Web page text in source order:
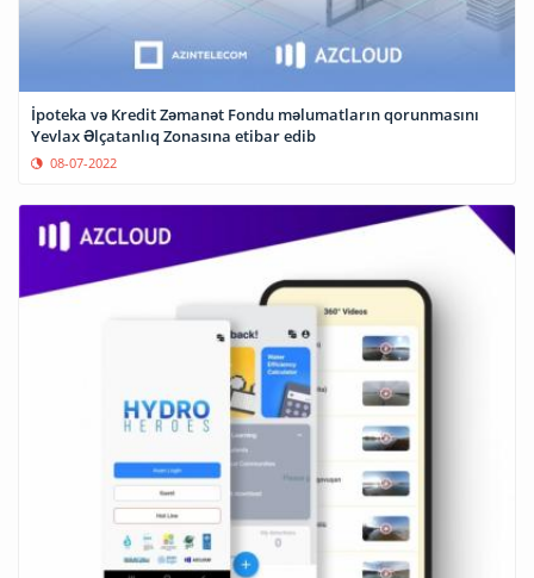
İpoteka və Kredit Zəmanət Fondu məlumatların qorunmasını
Yevlax Əlçatanlıq Zonasına etibar edib
08-07-2022